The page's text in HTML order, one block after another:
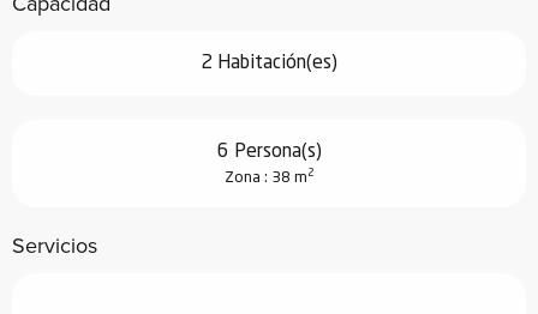
2 Habitación(es)
6 Persona(s)
Zona : 38 m 2
Servicios